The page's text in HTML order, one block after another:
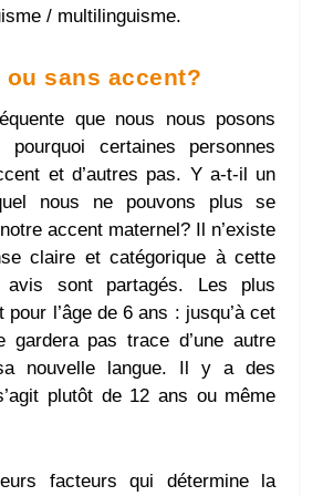
/ multilinguisme.
ou sans accent?
que nous nous posons
certaines personnes
et d’autres pas. Y a-t-il un
nous ne pouvons plus se
accent maternel? Il n’existe
claire et catégorique à cette
avis sont partagés. Les plus
pour l’âge de 6 ans : jusqu’à cet
gardera pas trace d’une autre
nouvelle langue. Il y a des
plutôt de 12 ans ou même
facteurs qui détermine la